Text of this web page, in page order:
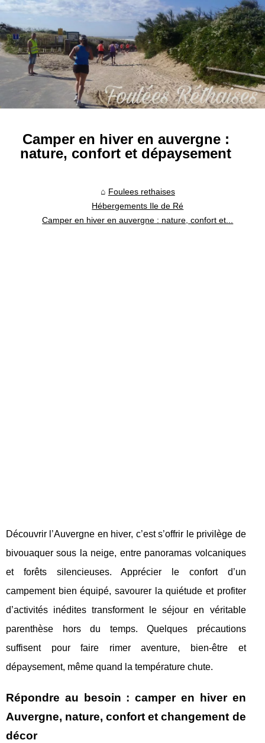
Camper en hiver en auvergne :
nature, confort et dépaysement
Foulees rethaises
Hébergements Ile de Ré
Camper en hiver en auvergne : nature, confort et...
Découvrir l’Auvergne en hiver, c’est s’offrir le privilège de
bivouaquer sous la neige, entre panoramas volcaniques
et forêts silencieuses. Apprécier le confort d’un
campement bien équipé, savourer la quiétude et profiter
d’activités inédites transforment le séjour en véritable
parenthèse hors du temps. Quelques précautions
suffisent pour faire rimer aventure, bien-être et
dépaysement, même quand la température chute.
Répondre au besoin : camper en hiver en
Auvergne, nature, confort et changement de
décor